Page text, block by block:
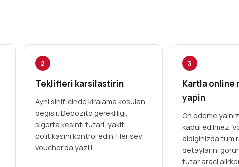
2
Teklifleri karsilastirin
Ayni sinif icinde kiralama kosulan
degisir. Depozito gerekliligi,
sigorta kesinti tutari, yakit
politikasini kontrol edin. Her sey
voucher'da yazili.
3
Kartla online
yapin
On odeme
kabul edilmez.
aldiginizda tum
detaylarini
tutar araci